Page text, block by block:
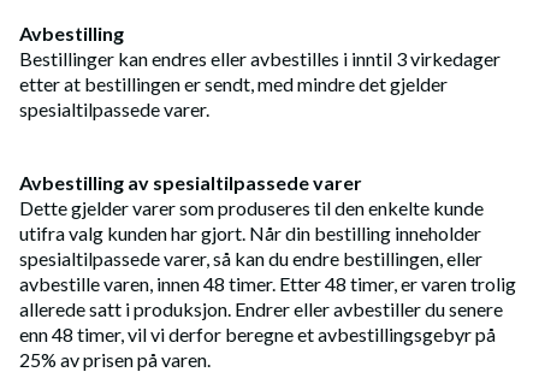
Avbestilling
Bestillinger kan endres eller avbestilles i inntil 3 virkedager
etter at bestillingen er sendt, med mindre det gjelder
spesialtilpassede varer.
Avbestilling av spesialtilpassede varer
Dette gjelder varer som produseres til den enkelte kunde
utifra valg kunden har gjort. Når din bestilling inneholder
spesialtilpassede varer, så kan du endre bestillingen, eller
avbestille varen, innen 48 timer. Etter 48 timer, er varen trolig
allerede satt i produksjon. Endrer eller avbestiller du senere
enn 48 timer, vil vi derfor beregne et avbestillingsgebyr på
25% av prisen på varen.